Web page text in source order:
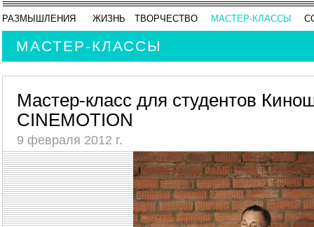
РАЗМЫШЛЕНИЯ ЖИЗНЬ ТВОРЧЕСТВО МАСТЕР-КЛАССЫ
МАСТЕР-КЛАССЫ
Мастер-класс для студентов
CINEMOTION
9 февраля 2012 г.